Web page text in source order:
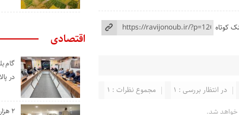
کوتاه
مجموع نظرات : 1 در انتظار بررسی : 1
خواهد شد.
اقتصادی
گام
در